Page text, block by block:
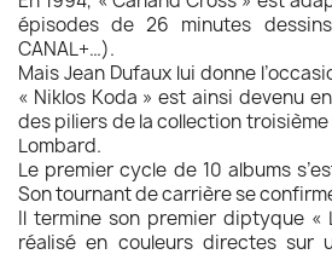
épisodes de 26 minutes dessins
CANAL+…).
Mais Jean Dufaux lui donne
« Niklos Koda » est ainsi devenu
des piliers de la collection
Lombard.
Le premier cycle de 10 albums
Son tournant de carrière se
Il termine son premier diptyque «
réalisé en couleurs directes sur